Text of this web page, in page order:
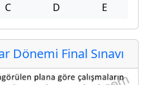
C D E
Dönemi Final Sınavı